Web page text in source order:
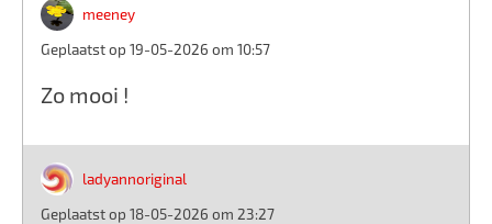
meeney
Geplaatst op 19-05-2026 om 10:57
Zo mooi !
ladyannoriginal
Geplaatst op 18-05-2026 om 23:27